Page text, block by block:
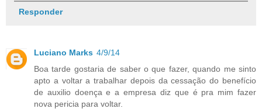
Responder
Luciano Marks 4/9/14
Boa tarde gostaria de saber o que fazer, quando me sinto
apto a voltar a trabalhar depois da cessação do benefício
de auxilio doença e a empresa diz que é pra mim fazer
nova pericia para voltar.